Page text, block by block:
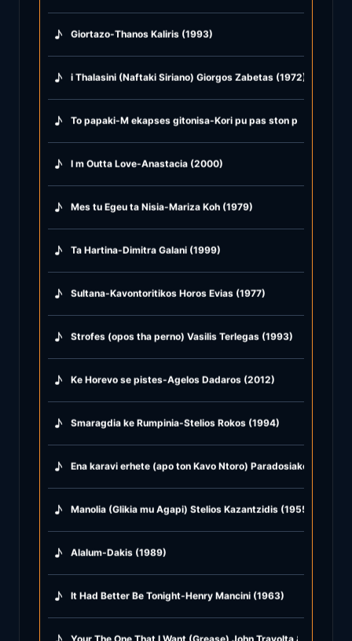
♪ Giortazo-Thanos Kaliris (1993)
♪ i Thalasini (Naftaki Siriano) Giorgos Zabetas (1972)
♪ To papaki-M ekapses gitonisa-Kori pu pas ston potamo-
♪ I m Outta Love-Anastacia (2000)
♪ Mes tu Egeu ta Nisia-Mariza Koh (1979)
♪ Ta Hartina-Dimitra Galani (1999)
♪ Sultana-Kavontoritikos Horos Evias (1977)
♪ Strofes (opos tha perno) Vasilis Terlegas (1993)
♪ Ke Horevo se pistes-Agelos Dadaros (2012)
♪ Smaragdia ke Rumpinia-Stelios Rokos (1994)
♪ Ena karavi erhete (apo ton Kavo Ntoro) Paradosiako Andru
♪ Manolia (Glikia mu Agapi) Stelios Kazantzidis (1955)
♪ Alalum-Dakis (1989)
♪ It Had Better Be Tonight-Henry Mancini (1963)